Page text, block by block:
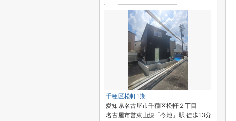
千種区松軒1期
愛知県名古屋市千種区松軒２丁目
名古屋市営東山線「今池」駅 徒歩13分